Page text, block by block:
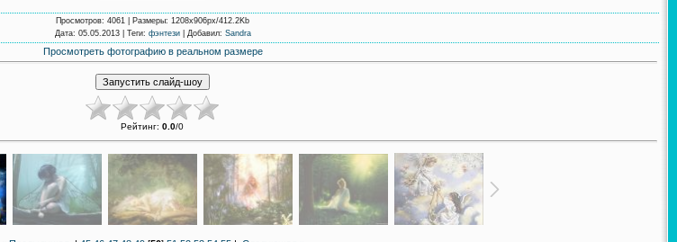
Просмотров: 4061 | Размеры: 1208x906px/412.2Kb
Дата: 05.05.2013 | Теги: фэнтези| Добавил: Sandra
Просмотреть фотографию в реальном размере
Рейтинг: 0.0/0